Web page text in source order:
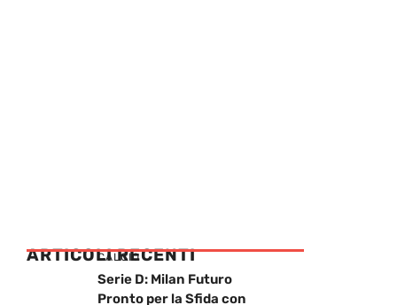
ARTICOLI RECENTI
CALCIO
Serie D: Milan Futuro
Pronto per la Sfida con